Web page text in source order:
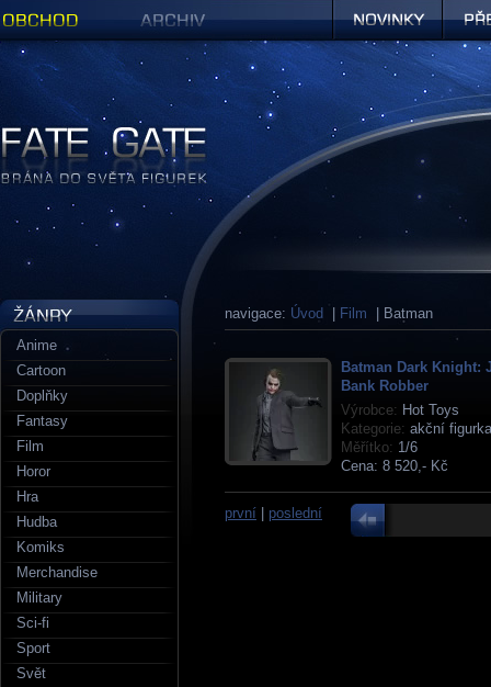
navigace: Úvod Film | Batman
Batman Dark Knight:
Bank Robber
Výrobce: Hot Toys
Kategorie: akční figurka
Měřítko: 1/6
Cena: 8 520,- Kč
první poslední
Anime
Cartoon
Doplňky
Fantasy
Film
Horor
Hra
Hudba
Komiks
Merchandise
Military
Sci-fi
Sport
Svět
Figurky a sošky | Fate Gate